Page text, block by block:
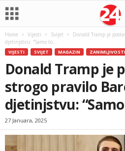
Home Vijesti Svijet
Donald Tramp je
djetinjstvu: “Samo to...
VIJESTI SVIJET MAGAZIN ZANIMLJIVOSTI
Donald Tramp je
strogo pravilo
djetinjstvu:
27 Januara, 2025